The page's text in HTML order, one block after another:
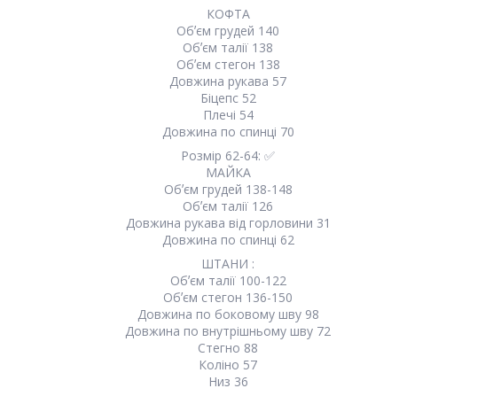
КОФТА
Обʼєм грудей 140
Обʼєм талії 138
Обʼєм стегон 138
Довжина рукава 57
Біцепс 52
Плечі 54
Довжина по спинці 70
Розмір 62-64: ✅
МАЙКА
Обʼєм грудей 138-148
Обʼєм талії 126
Довжина рукава від горловини 31
Довжина по спинці 62
ШТАНИ :
Обʼєм талії 100-122
Обʼєм стегон 136-150
Довжина по боковому шву 98
Довжина по внутрішньому шву 72
Стегно 88
Коліно 57
Низ 36